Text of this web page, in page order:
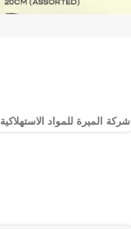
شركة الميرة للمواد الاستهلاكية